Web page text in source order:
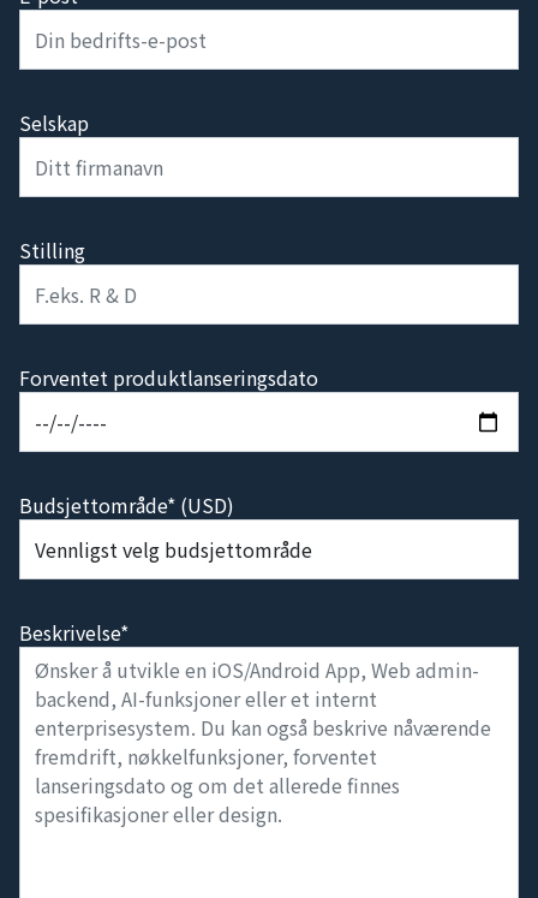
Selskap
Stilling
Forventet produktlanseringsdato
Budsjettområde* (USD)
Beskrivelse*